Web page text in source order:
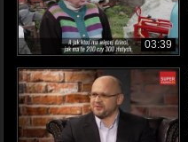
03:39